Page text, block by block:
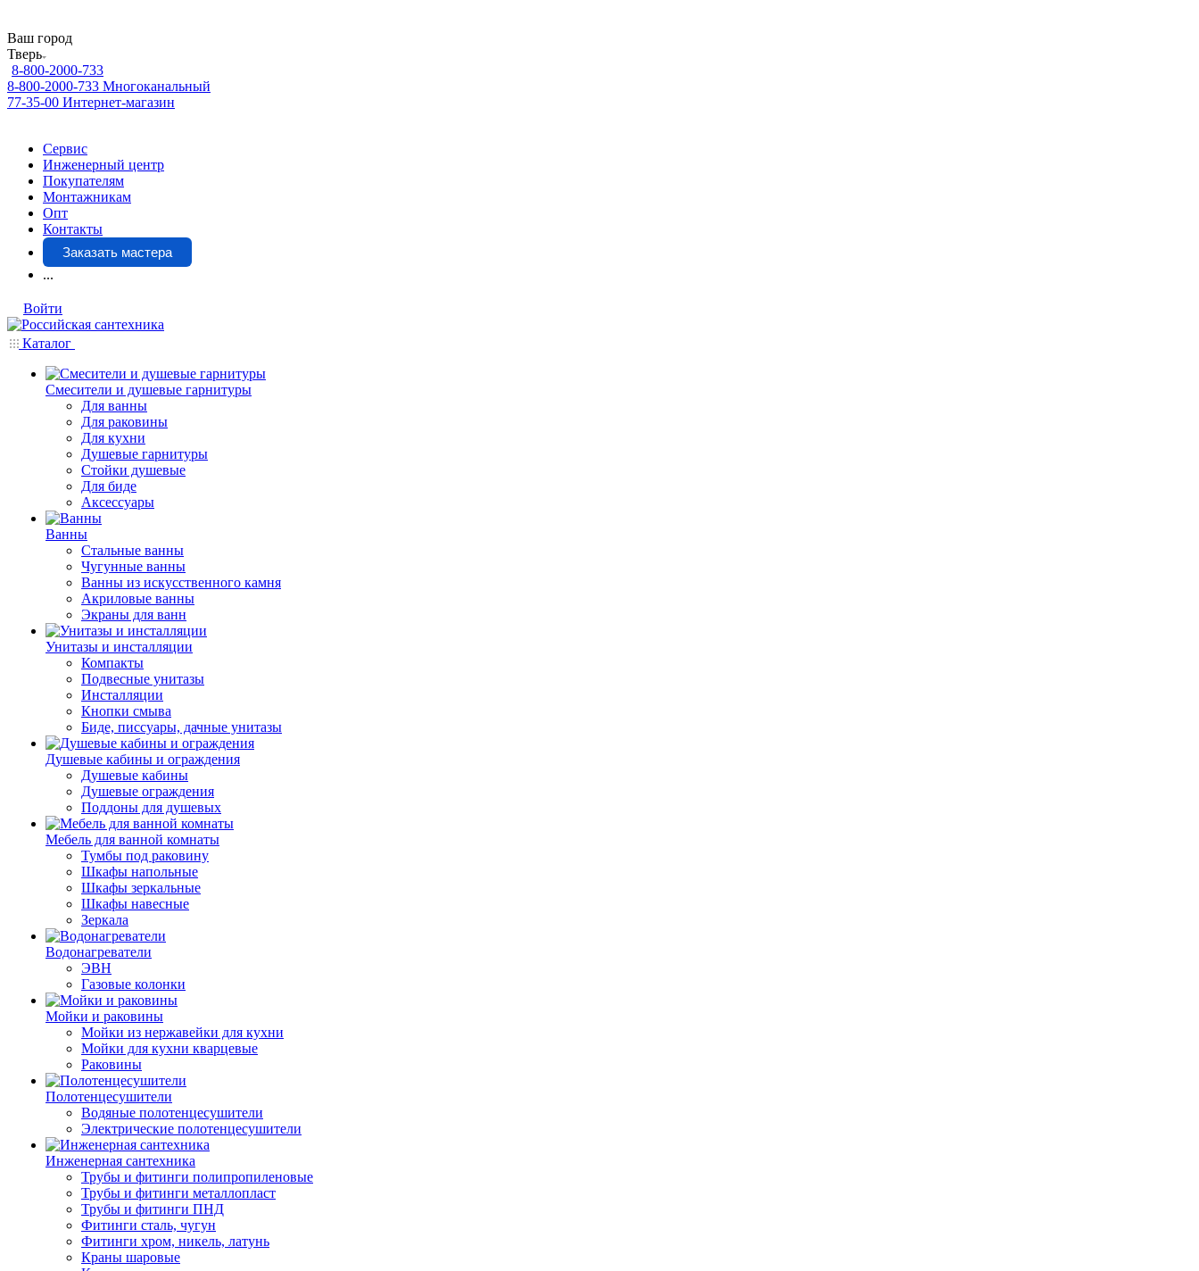
Ваш город
Тверь
8-800-2000-733
8-800-2000-733 Многоканальный
77-35-00 Интернет-магазин
Сервис
Инженерный центр
Покупателям
Монтажникам
Опт
Контакты
Заказать мастера
...
Войти
Каталог
Смесители и душевые гарнитуры
Для ванны
Для раковины
Для кухни
Душевые гарнитуры
Стойки душевые
Для биде
Аксессуары
Ванны
Стальные ванны
Чугунные ванны
Ванны из искусственного камня
Акриловые ванны
Экраны для ванн
Унитазы и инсталляции
Компакты
Подвесные унитазы
Инсталляции
Кнопки смыва
Биде, писсуары, дачные унитазы
Душевые кабины и ограждения
Душевые кабины
Душевые ограждения
Поддоны для душевых
Мебель для ванной комнаты
Тумбы под раковину
Шкафы напольные
Шкафы зеркальные
Шкафы навесные
Зеркала
Водонагреватели
ЭВН
Газовые колонки
Мойки и раковины
Мойки из нержавейки для кухни
Мойки для кухни кварцевые
Раковины
Полотенцесушители
Водяные полотенцесушители
Электрические полотенцесушители
Инженерная сантехника
Трубы и фитинги полипропиленовые
Трубы и фитинги металлопласт
Трубы и фитинги ПНД
Фитинги сталь, чугун
Фитинги хром, никель, латунь
Краны шаровые